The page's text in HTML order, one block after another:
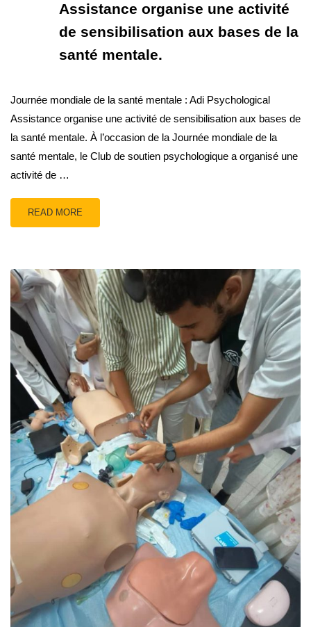
Assistance organise une activité
de sensibilisation aux bases de la
santé mentale.
Journée mondiale de la santé mentale : Adi Psychological
Assistance organise une activité de sensibilisation aux bases de
la santé mentale. À l’occasion de la Journée mondiale de la
santé mentale, le Club de soutien psychologique a organisé une
activité de …
READ MORE